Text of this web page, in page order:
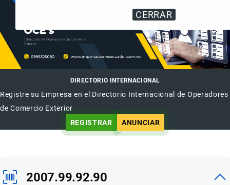
CERRAR
DIRECTORIO INTERNACIONAL
Registre su Empresa en el Directorio Internacional de Operadores
de Comercio Exterior
REGISTRAR
ANUNCIAR
2007.99.92.90